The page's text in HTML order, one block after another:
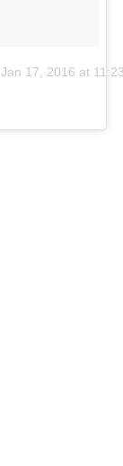
Jan 17, 2016 at